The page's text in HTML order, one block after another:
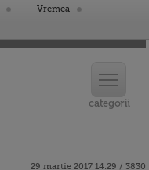
Vremea
29 martie 2017 14:29 / 3830